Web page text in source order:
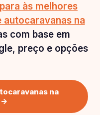
às melhores
autocaravanas na
com base em
preço e opções
na
→